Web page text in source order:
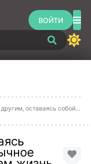
ВОЙТИ
собой: Меняем привычное поведение – улучшаем жизнь